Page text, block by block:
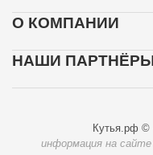
О КОМПАНИИ
НАШИ
Кутья.рф ©
информация на